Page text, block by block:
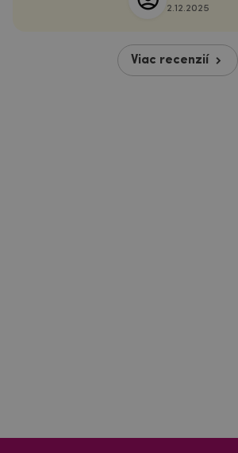
2.12.2025
Viac recenzií